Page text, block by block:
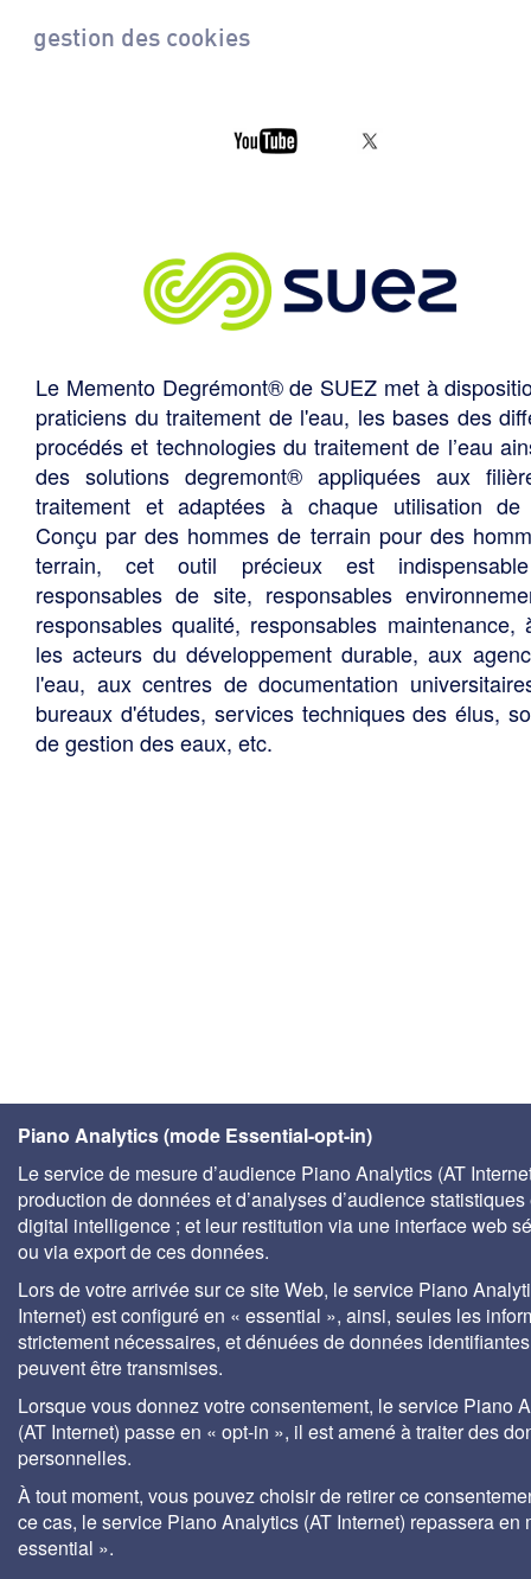
gestion des cookies
Le Memento Degrémont® de SUEZ met à
praticiens du traitement de l'eau, les bases des
procédés et technologies du traitement de l’eau
des solutions degremont® appliquées aux
traitement et adaptées à chaque utilisation de
Conçu par des hommes de terrain pour des
terrain, cet outil précieux est
responsables de site, responsables
responsables qualité, responsables maintenance,
les acteurs du développement durable, aux
l'eau, aux centres de documentation
bureaux d'études, services techniques des élus,
de gestion des eaux, etc.
Piano Analytics (mode Essential-opt-in)
Le service de mesure d’audience Piano Analytics (AT
production de données et d’analyses d’audience statistiques
digital intelligence ; et leur restitution via une interface web
ou via export de ces données.
Lors de votre arrivée sur ce site Web, le service Piano
Internet) est configuré en « essential », ainsi, seules les
strictement nécessaires, et dénuées de données
peuvent être transmises.
Lorsque vous donnez votre consentement, le service Piano
(AT Internet) passe en « opt-in », il est amené à traiter des
personnelles.
À tout moment, vous pouvez choisir de retirer ce
ce cas, le service Piano Analytics (AT Internet) repassera en
essential ».